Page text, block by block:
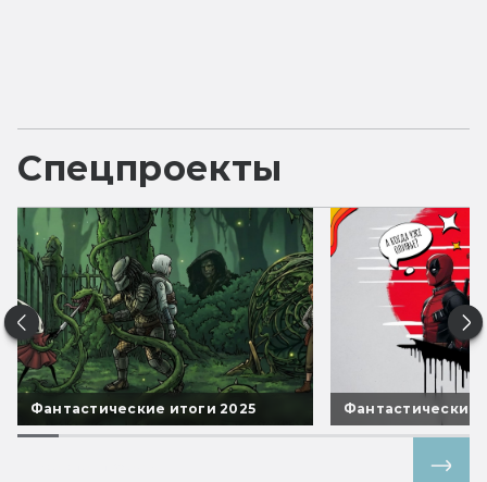
Спецпроекты
Фантастические итоги 2025 Фантастические